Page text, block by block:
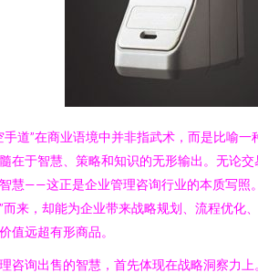
手道”在商业语境中并非指武术，而是比喻
在于智慧、策略和知识的无形输出。无论
慧——这正是企业管理咨询行业的本质写照
而来，却能为企业带来战略规划、流程优化
值远超有形商品。
咨询出售的智慧，首先体现在战略洞察力